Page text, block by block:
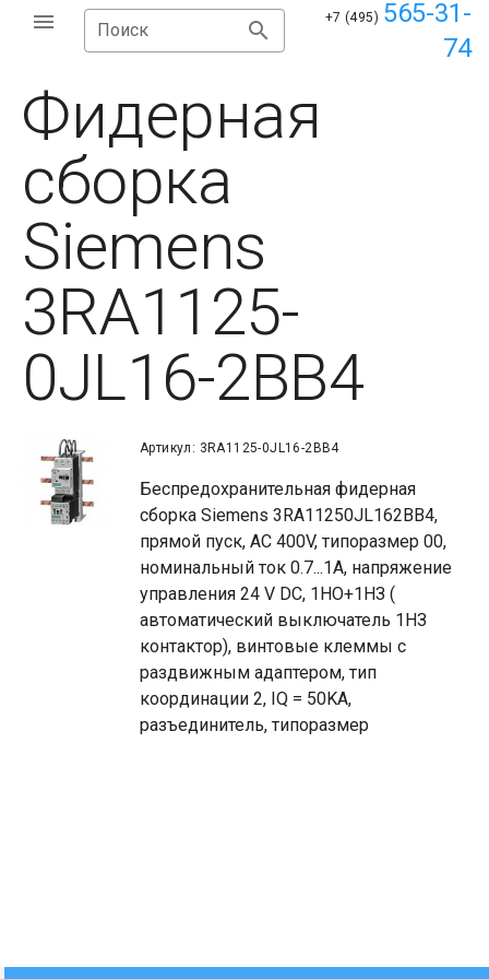
Поиск
+7 (495) 565-31-
74
Фидерная
сборка
Siemens
3RA1125-
0JL16-2BB4
Артикул: 3RA1125-0JL16-2BB4
Беспредохранительная фидерная
сборка Siemens 3RA11250JL162BB4,
прямой пуск, AC 400V, типоразмер 00,
номинальный ток 0.7...1A, напряжение
управления 24 V DC, 1НО+1НЗ (
автоматический выключатель 1НЗ
контактор), винтовые клеммы с
раздвижным адаптером, тип
координации 2, IQ = 50KA,
разъединитель, типоразмер